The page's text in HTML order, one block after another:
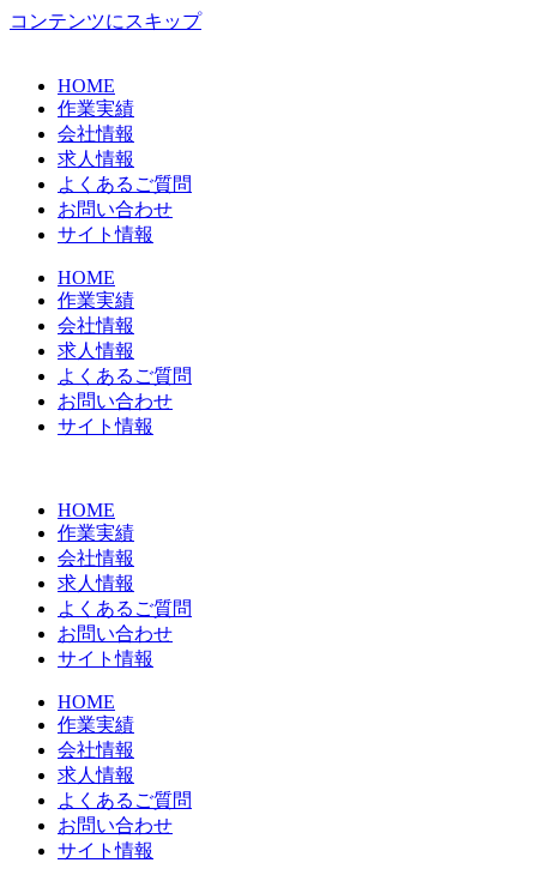
コンテンツにスキップ
HOME
作業実績
会社情報
求人情報
よくあるご質問
お問い合わせ
サイト情報
HOME
作業実績
会社情報
求人情報
よくあるご質問
お問い合わせ
サイト情報
HOME
作業実績
会社情報
求人情報
よくあるご質問
お問い合わせ
サイト情報
HOME
作業実績
会社情報
求人情報
よくあるご質問
お問い合わせ
サイト情報